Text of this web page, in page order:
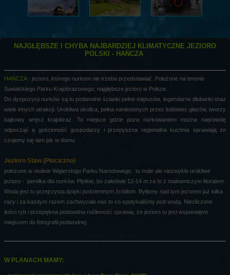
NAJGŁĘBSZE I CHYBA NAJBARDZIEJ KLIMATYCZNE JEZIORO
POLSKI - HAŃCZA
HAŃCZA - jezioro, którego nurkom nie trzeba przedstawiać. Położone na terenie
Suwalskiego Parku Krajobrazowego, najgłębsze jezioro w Polsce.
Do dyspozycji nurków są tu podwodne ścianki pełne miętusów, legendarne dłubanki oraz
wiele innych atrakcji. Urokliwa okolica, pełna naniesionych przez lodowiec głazów, tworzy
bajkowy wręcz krajobraz. To miejsce gdzie poza nurkowaniem można naprawdę
odpocząć a gościnność gospodarzy i przepyszna regionalna kuchnia sprawiają że
czujemy się tam jak w domu.
Jezioro Staw (Płociczno)
położone w otulinie Wigierskigo Parku Narodowego, to małe ale niezwykle urokliwe
jezioro - perełka dla nurków. Płytkie, bo zaledwie 12-14 m za to z malowniczym litoralem.
Woda jest tu przejrzysta dzięki podziemnym źródłom. Bylismy nad tym jezorem już kilka
razy i za każdym razem zachwycało nas to co spotykaliśmy pod wodą. Niezliczone
ilości ryb i przepiękna podowdna roślinność sprawia, że jezioro to jest wspaniałym
miejscem do fotografii podwodnej.
W PLANACH MAMY: